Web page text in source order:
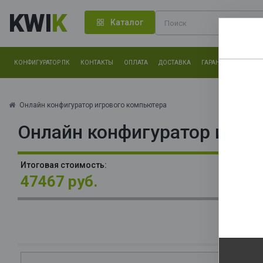
KWIK Каталог
КОНФИГУРАТОР ПК КОНТАКТЫ ОПЛАТА ДОСТАВКА ГАРАНТИЯ
Онлайн конфигуратор игрового компьютера
Онлайн конфигуратор
Итоговая стоимость:
47467 руб.